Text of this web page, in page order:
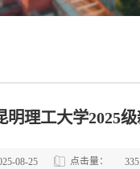
理工大学2025级
08-25 点击量：